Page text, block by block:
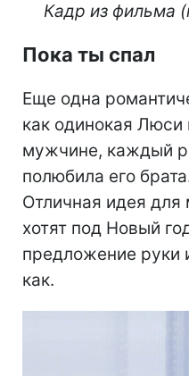
Кадр из фильма
Пока ты спал
Еще одна
как одинокая
мужчине, каждый
полюбила его
Отличная идея
хотят под Новый
предложение руки
как.